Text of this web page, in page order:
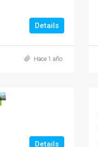
Details
Hace 1 año
Details